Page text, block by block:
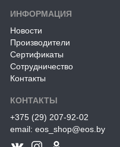
ИНФОРМАЦИЯ
Новости
Производители
Сертификаты
Сотрудничество
Контакты
КОНТАКТЫ
+375 (29) 207-92-02
email: eos_shop@eos.by